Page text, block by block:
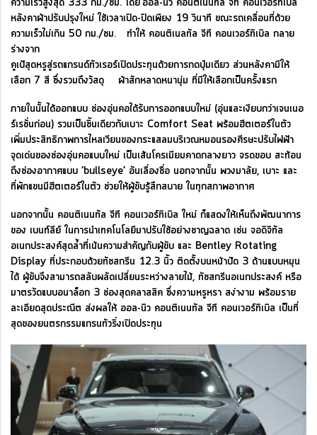
หลังคาผ้าปรับปรุงใหม่ ใช้เวลาเปิด-ปิดเพียง 19 วินาที ขณะรถเคลื่อนที่ด้วย
ความเร็วไม่เกิน 50 กม./ชม. ทำให้ คอนติเนลทัล จีที คอนเวอร์ทิเบิล กลาย
ร่างจาก
คูเป้สุดหรูสู่รถแกรนด์ทัวเรอร์เปิดประทุนด้วยการกดปุ่มเดียว ส่วนหลังคามีให้
เลือก 7 สี ซึ่งรวมถึงวัสดุ ผ้าสักหลาดหนานุ่ม ที่มีให้เลือกเป็นครั้งแรก
ภายในนั้นได้ออกแบบ ช่องอุ่นคอได้รับการออกแบบใหม่ (อุ่นและเงียบกว่าเจนเนอ
ร์เรชั่นก่อน) รวมเป็นชิ้นเดียวกับเบาะ Comfort Seat พร้อมฮีตเตอร์ในตัว
เพิ่มประสิทธิภาพการไหลเวียนของกระแสลมบริเวณหมอนรองศีรษะปรับไฟฟ้า
จุดเด่นของช่องอุ่นคอแบบใหม่ เป็นเส้นโครเมียมคาดกลางยาว จรดขอบ สะท้อน
ถึงช่องอากาศแบบ ‘bullseye’ อันเลื่องชื่อ นอกจากนั้น พวงมาลัย, เบาะ และ
ที่พักแขนมีฮีตเตอร์ในตัว ช่วยให้ผู้ขับรู้สึกสบาย ในทุกสภาพอากาศ
นอกจากนั้น คอนติเนนทัล จีที คอนเวอร์ทิเบิล ใหม่ ก็แสดงให้เห็นถึงพัฒนาการ
ของ เบนท์ลีย์ ในการนำเทคโนโลยีมาปรับใช้อย่างชาญฉลาด เช่น จอดิจิทัล
อเนกประสงค์สุดล้ำที่เน้นความสำคัญกับผู้ขับ และ Bentley Rotating
Display ที่ประกอบด้วยทัชสกรีน 12.3 นิ้ว ติดตั้งบนหน้าปัด 3 ด้านแบบหมุน
ได้ ผู้ขับจึงสามารถสลับผลัดเปลี่ยนระหว่างลายไม้, ทัชสกรีนอเนกประสงค์ หรือ
มาตรวัดแบบอนาล็อก 3 ช่องสุดคลาสสิค ซึ่งความหรูหรา สง่างาม พร้อมราย
ละเอียดสุดประณีต ส่งผลให้ ออล-นิว คอนติเนนทัล จีที คอนเวอร์ทิเบิล เป็นที่
สุดของยนตรกรรมแกรนทัวริ่งเปิดประทุน